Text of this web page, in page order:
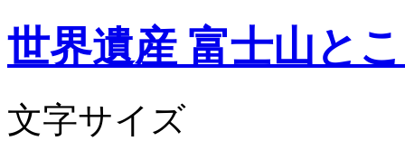
世界遺産 富士山と
文字サイズ